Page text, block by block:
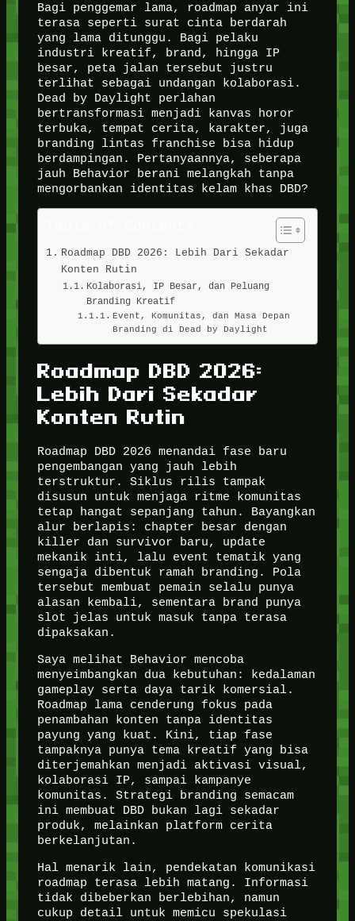
Bagi penggemar lama, roadmap anyar ini
terasa seperti surat cinta berdarah
yang lama ditunggu. Bagi pelaku
industri kreatif, brand, hingga IP
besar, peta jalan tersebut justru
terlihat sebagai undangan kolaborasi.
Dead by Daylight perlahan
bertransformasi menjadi kanvas horor
terbuka, tempat cerita, karakter, juga
branding lintas franchise bisa hidup
berdampingan. Pertanyaannya, seberapa
jauh Behavior berani melangkah tanpa
mengorbankan identitas kelam khas DBD?
Roadmap DBD 2026: Lebih Dari Sekadar
Konten Rutin
Kolaborasi, IP Besar, dan Peluang
Branding Kreatif
Event, Komunitas, dan Masa Depan
Branding di Dead by Daylight
Roadmap DBD 2026:
Lebih Dari Sekadar
Konten Rutin
Roadmap DBD 2026 menandai fase baru
pengembangan yang jauh lebih
terstruktur. Siklus rilis tampak
disusun untuk menjaga ritme komunitas
tetap hangat sepanjang tahun. Bayangkan
alur berlapis: chapter besar dengan
killer dan survivor baru, update
mekanik inti, lalu event tematik yang
sengaja dibentuk ramah branding. Pola
tersebut membuat pemain selalu punya
alasan kembali, sementara brand punya
slot jelas untuk masuk tanpa terasa
dipaksakan.
Saya melihat Behavior mencoba
menyeimbangkan dua kebutuhan: kedalaman
gameplay serta daya tarik komersial.
Roadmap lama cenderung fokus pada
penambahan konten tanpa identitas
payung yang kuat. Kini, tiap fase
tampaknya punya tema kreatif yang bisa
diterjemahkan menjadi aktivasi visual,
kolaborasi IP, sampai kampanye
komunitas. Strategi branding semacam
ini membuat DBD bukan lagi sekadar
produk, melainkan platform cerita
berkelanjutan.
Hal menarik lain, pendekatan komunikasi
roadmap terasa lebih matang. Informasi
tidak dibeberkan berlebihan, namun
cukup detail untuk memicu spekulasi